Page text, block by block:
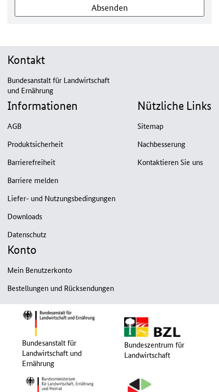
Absenden
Kontakt
Bundesanstalt für Landwirtschaft
und Ernährung
Informationen
AGB
Produktsicherheit
Barrierefreiheit
Barriere melden
Liefer- und Nutzungsbedingungen
Downloads
Datenschutz
Nützliche Links
Sitemap
Nachbesserung
Kontaktieren Sie uns
Konto
Mein Benutzerkonto
Bestellungen und Rücksendungen
Bundesanstalt für
Landwirtschaft und
Ernährung
Bundeszentrum für
Landwirtschaft